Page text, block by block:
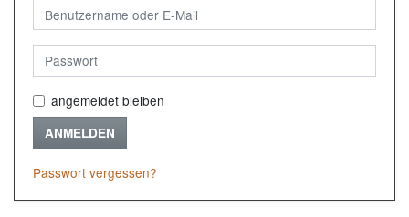
angemeldet bleiben
ANMELDEN
Passwort vergessen?